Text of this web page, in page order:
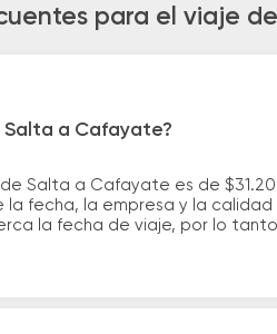
para el viaje
Salta a Cafayate?
Salta a Cafayate es de
fecha, la empresa y la
la fecha de viaje, por lo